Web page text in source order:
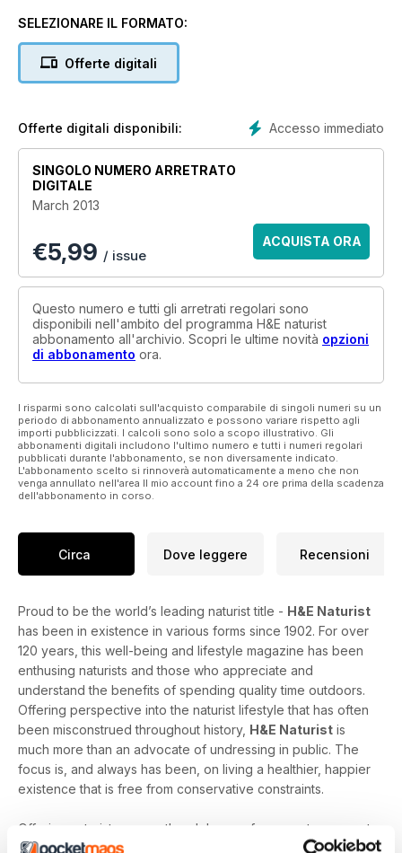
SELEZIONARE IL FORMATO:
Offerte digitali
Accesso immediato
Offerte digitali disponibili:
SINGOLO NUMERO ARRETRATO
DIGITALE
March 2013
€5,99 / issue
ACQUISTA ORA
Questo numero e tutti gli arretrati regolari sono
disponibili nell'ambito del programma H&E naturist
abbonamento all'archivio. Scopri le ultime novità opzioni
di abbonamento ora.
I risparmi sono calcolati sull'acquisto comparabile di singoli numeri su un
periodo di abbonamento annualizzato e possono variare rispetto agli
importi pubblicizzati. I calcoli sono solo a scopo illustrativo. Gli
abbonamenti digitali includono l'ultimo numero e tutti i numeri regolari
pubblicati durante l'abbonamento, se non diversamente indicato.
L'abbonamento scelto si rinnoverà automaticamente a meno che non
venga annullato nell'area Il mio account fino a 24 ore prima della scadenza
dell'abbonamento in corso.
Circa Dove leggere Recensioni
Proud to be the world’s leading naturist title - H&E Naturist
has been in existence in various forms since 1902. For over
120 years, this well-being and lifestyle magazine has been
enthusing naturists and those who appreciate and
understand the benefits of spending quality time outdoors.
Offering perspective into the naturist lifestyle that has often
been misconstrued throughout history, H&E Naturist is
much more than an advocate of undressing in public. The
focus is, and always has been, on living a healthier, happier
existence that is free from conservative constraints.
Offering naturists across the globe a safe space to connect
with those who share their ideals,
features